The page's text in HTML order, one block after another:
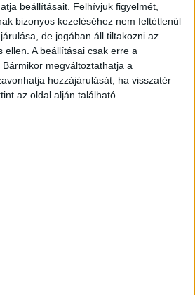
beállításait. Felhívjuk figyelmét,
bizonyos kezeléséhez nem feltétlenül
de jogában áll tiltakozni az
ellen. A beállításai csak erre a
megváltoztathatja a
hozzájárulását, ha visszatér
az oldal alján található
FRISS HÍREK
óra telt el a létrehozás óta
a magyar kkv-k fenntartható
óra telt el a létrehozás óta
új korszakot nyit a Dunán: a jövő
új szemléletre lesz szükség